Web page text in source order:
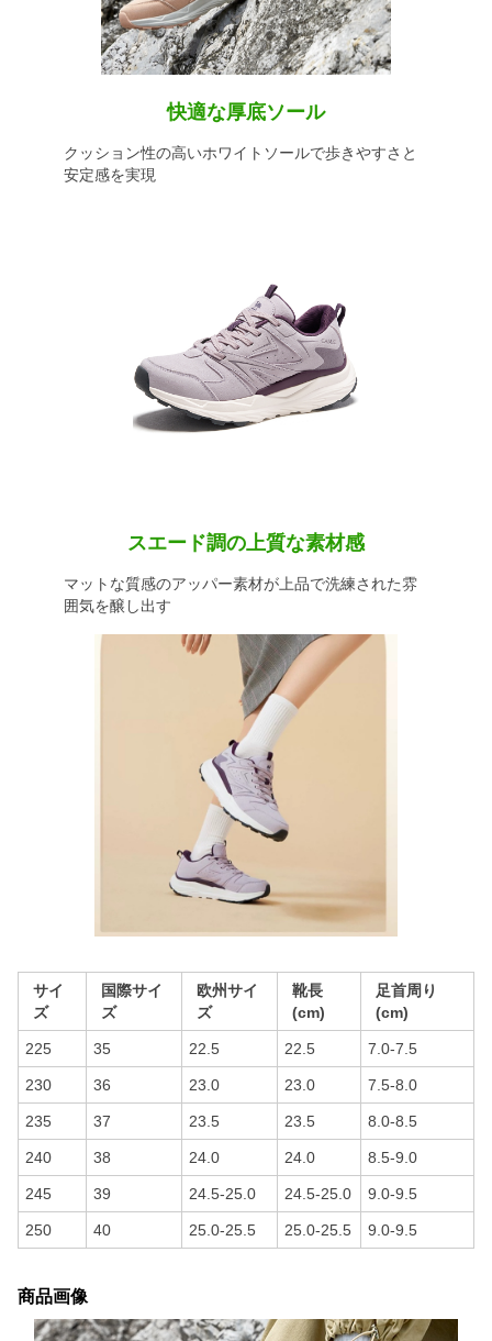
快適な厚底ソール
クッション性の高いホワイトソールで歩きやすさと
安定感を実現
スエード調の上質な素材感
マットな質感のアッパー素材が上品で洗練された雰
囲気を醸し出す
サイ
ズ
国際サイ
ズ
欧州サイ
ズ
靴長
(cm)
足首周り
(cm)
225 35 22.5 22.5 7.0-7.5
230 36 23.0 23.0 7.5-8.0
235 37 23.5 23.5 8.0-8.5
240 38 24.0 24.0 8.5-9.0
245 39 24.5-25.0 24.5-25.0 9.0-9.5
250 40 25.0-25.5 25.0-25.5 9.0-9.5
商品画像